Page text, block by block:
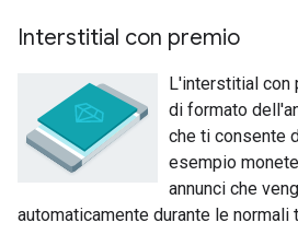
Interstitial con premio
L'interstitial con
di formato
che ti consente
esempio
annunci che
automaticamente durante le normali